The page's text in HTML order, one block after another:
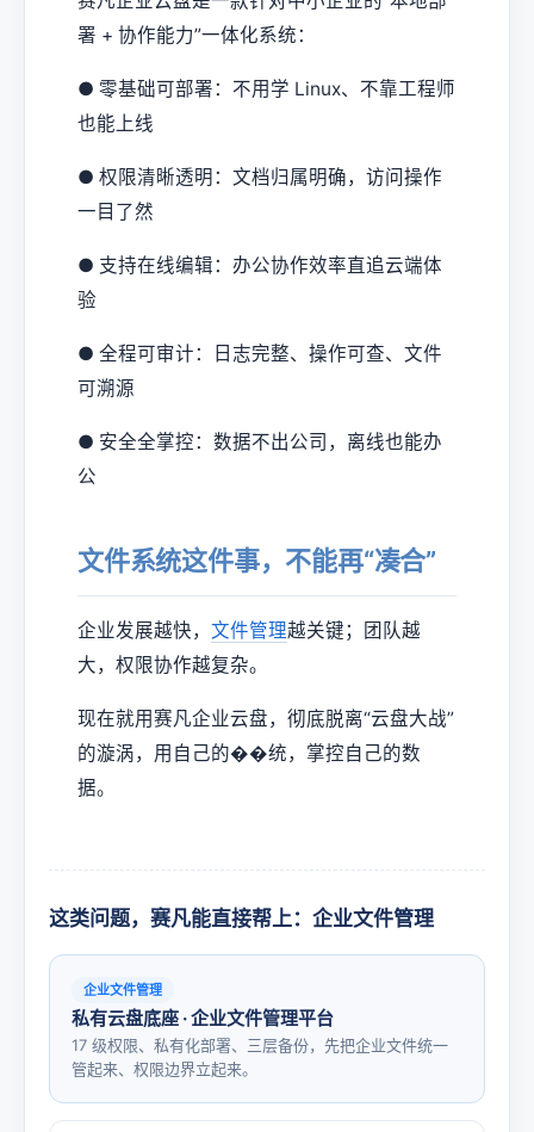
署 + 协作能力”一体化系统：
● 零基础可部署：不用学 Linux、不靠工程师
也能上线
● 权限清晰透明：文档归属明确，访问操作
一目了然
● 支持在线编辑：办公协作效率直追云端体
验
● 全程可审计：日志完整、操作可查、文件
可溯源
● 安全全掌控：数据不出公司，离线也能办
公
文件系统这件事，不能再“凑合”
企业发展越快， 文件管理越关键；团队越
大，权限协作越复杂。
现在就用赛凡企业云盘，彻底脱离“云盘大战”
的漩涡，用自己的��统，掌控自己的数
据。
这类问题，赛凡能直接帮上：企业文件管理
企业文件管理
私有云盘底座 · 企业文件管理平台
17 级权限、私有化部署、三层备份，先把企业文件统一
管起来、权限边界立起来。